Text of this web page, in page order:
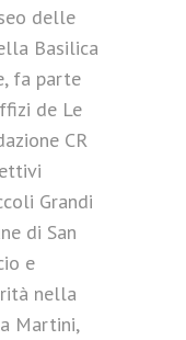
delle
Basilica
fa parte
de Le
CR
Grandi
di San
e
nella
Martini,